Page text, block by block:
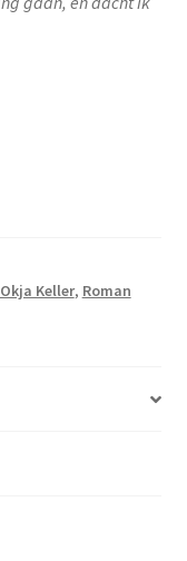
Keller, Roman